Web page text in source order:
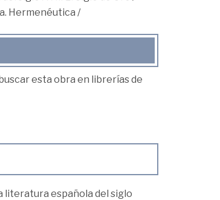
Hermenéutica /
esta obra en librerías de
literatura española del siglo